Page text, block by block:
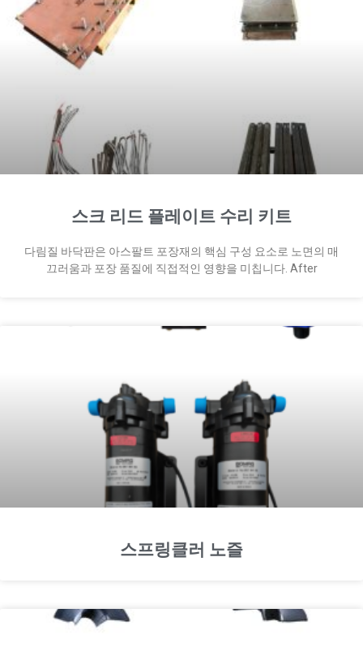
스크 리드 플레이트 수리 키트
다림질 바닥판은 아스팔트 포장재의 핵심 구성 요소로 노면의 매
끄러움과 포장 품질에 직접적인 영향을 미칩니다. After
스프링클러 노즐